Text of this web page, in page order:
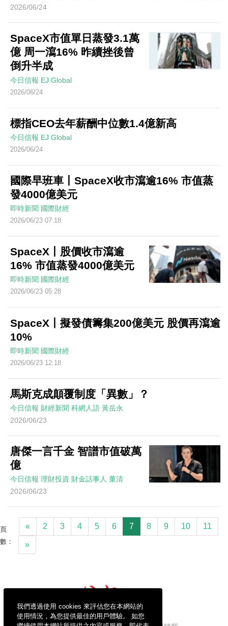
我們透過使用 cookies 來評估您在本網站的
使用情況，為您提供最佳的用戶體驗。 如您
2026/06/24
SpaceX市值單日蒸發3.1萬
億 周一瀉16% 昨續挫後曾
倒升半成
今日信報 EJ Global
2026/06/24
標指CEO去年薪酬中位數1.4億新高
今日信報 EJ Global
2026/06/24
國際早班車丨SpaceX收市瀉逾16% 市值蒸
發4000億美元
即時新聞 國際財經
2026/06/23 07:18
SpaceX丨股價收市瀉逾
16% 市值蒸發4000億美元
即時新聞 國際財經
2026/06/23 05:28
SpaceX丨擬發債籌集200億美元 股價再瀉逾
10%
即時新聞 國際財經
2026/06/23 12:18
馬斯克成顛覆制度「異數」？
今日信報 財經新聞 科網人語 黃岳永
2026/06/23
唐傑一言千金 智譜市值破萬
億
今日信報 理財投資 財金話事人 董清
2026/06/23
頁
數：
« 2 3 4 5 6 7 8 9 10 11
»